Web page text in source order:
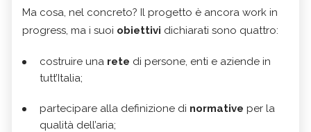
Ma cosa, nel concreto? Il progetto è ancora work in
progress, ma i suoi obiettivi dichiarati sono quattro:
costruire una rete di persone, enti e aziende in
tutt’Italia;
partecipare alla definizione di normative per la
qualità dell’aria;